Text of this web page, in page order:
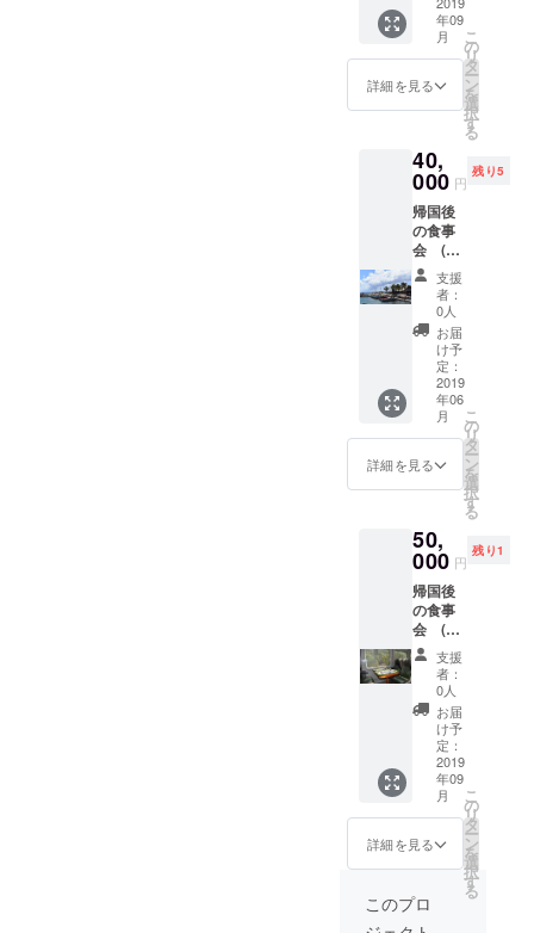
ス＋飲
み放題
付で考
えてい
ます。
※高級店
んが居
酒屋は
私が支
払いさ
せてい
ただき
ます。
食事会
にはサ
ポート
してく
れる友
達もき
ます。
旅話で
もなん
でも話
う。
願いし
ます ※
大阪
駅、京
都駅付
す。
店は私
が選び
ますが
居酒屋
になり
ます。
居酒屋
では
コース
＋飲み
放題付
で考え
ていま
す。 ※
高級店
ではあ
私が支
払いさ
せてい
ただき
ます。
食事会
にはサ
ポート
してく
れる友
達もき
ます。
話しな
がら
ゆっく
たらい
いで
ご飯を
しなが
ら活動
報告を
させて
もらい
日程 9
月頃 場
所 札
幌市 ※
各場所
への交
通費は
自己負
担でお
願いし
ます ※
すすき
の付近
で予定
してい
ます。
店は
屋にな
りま
す。 居
酒屋で
はコー
ス＋飲
み放題
付で考
えてい
ます。
※高級店
ではあ
りませ
んが居
酒屋は
私が支
払いさ
ます。
年09
月
詳細を見る
こ
の
リ
タ
ー
ン
を
選
択
す
る
40,
000 円
残り5
帰国後
の食事
会 (東
京) プロ
ジェク
ト終了
後、日
本に帰
国して
からご
飯をし
ながら
活動報
告をさ
せても
らいま
程 7-
8-9月頃
場所
東京 ※
各場所
への交
通費は
自己負
担でお
願いし
ます ※
山手線
の駅付
近で予
定して
いま
す。
ますが
居酒屋
支援
者：
0人
お届
け予
定：
2019
年06
月
詳細を見る
こ
の
リ
タ
ー
ン
を
選
択
す
る
50,
000 円
残り1
帰国後
の食事
会 (福
岡) プロ
ジェク
ト終了
後、日
本に帰
国して
からご
飯をし
ながら
活動報
告をさ
せても
らいま
す。 日
程 7-
支援
者：
0人
お届
け予
定：
2019
年09
月
詳細を見る
こ
の
リ
タ
ー
ン
を
選
択
す
る
このプロ